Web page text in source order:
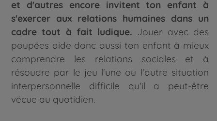
et d'autres encore invitent ton enfant à
s'exercer aux relations humaines dans un
cadre tout à fait ludique. Jouer avec des
poupées aide donc aussi ton enfant à mieux
comprendre les relations sociales et à
résoudre par le jeu l'une ou l'autre situation
interpersonnelle difficile qu'il a peut-être
vécue au quotidien.